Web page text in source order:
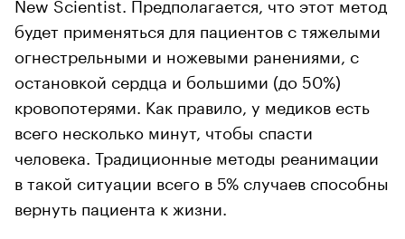
будет применяться для пациентов с тяжелыми
огнестрельными и ножевыми ранениями, с
остановкой сердца и большими (до 50%)
кровопотерями. Как правило, у медиков есть
всего несколько минут, чтобы спасти
человека. Традиционные методы реанимации
в такой ситуации всего в 5% случаев способны
вернуть пациента к жизни.